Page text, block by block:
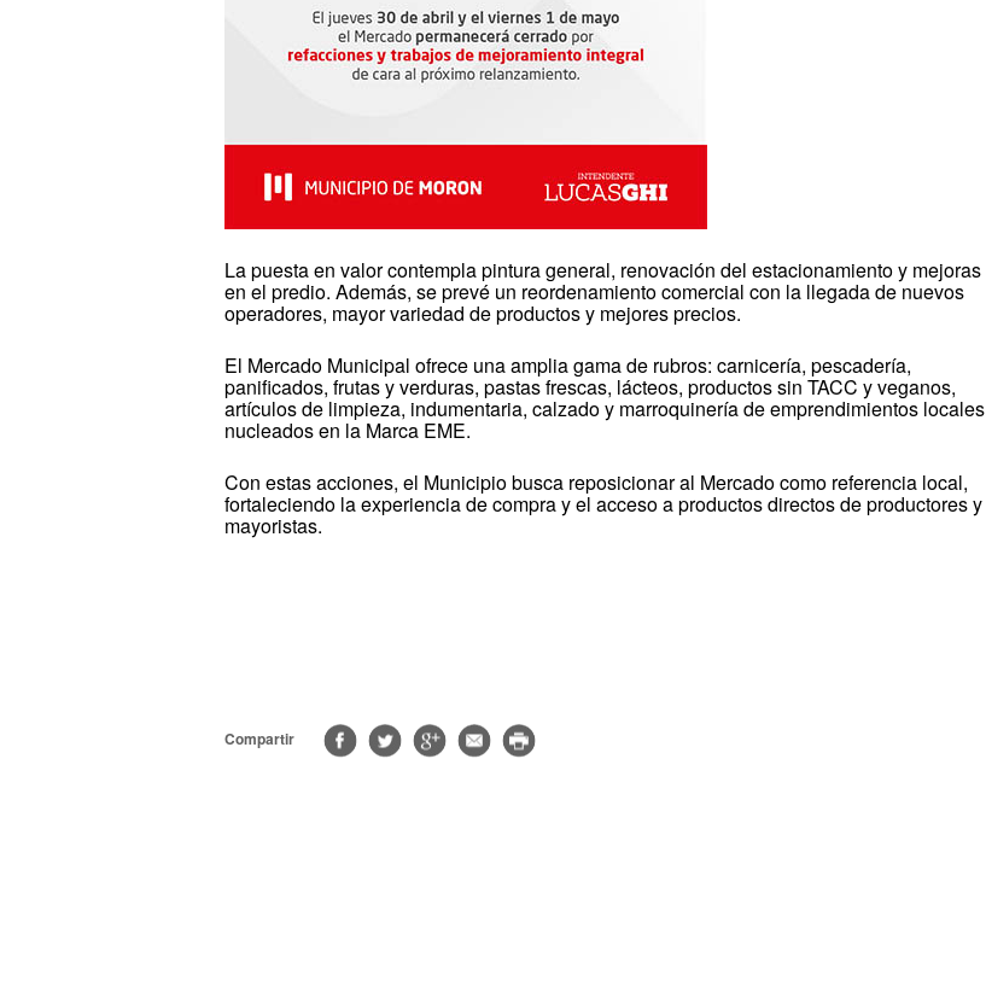
La puesta en valor contempla pintura general, renovación del estacionamiento y mejoras
en el predio. Además, se prevé un reordenamiento comercial con la llegada de nuevos
operadores, mayor variedad de productos y mejores precios.
El Mercado Municipal ofrece una amplia gama de rubros: carnicería, pescadería,
panificados, frutas y verduras, pastas frescas, lácteos, productos sin TACC y veganos,
artículos de limpieza, indumentaria, calzado y marroquinería de emprendimientos locales
nucleados en la Marca EME.
Con estas acciones, el Municipio busca reposicionar al Mercado como referencia local,
fortaleciendo la experiencia de compra y el acceso a productos directos de productores y
mayoristas.
Compartir